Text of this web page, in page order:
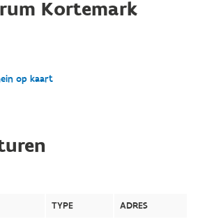
Kortemark
op kaart
TYPE ADRES